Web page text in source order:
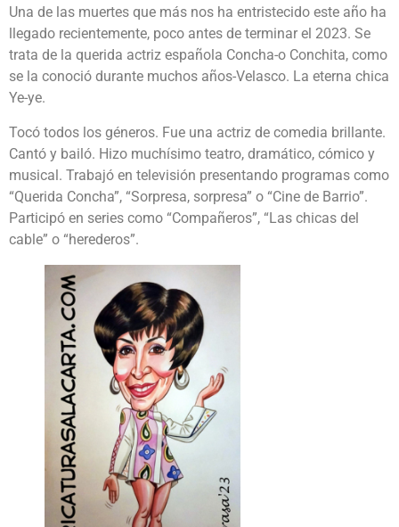
Una de las muertes que más nos ha entristecido este año ha
llegado recientemente, poco antes de terminar el 2023. Se
trata de la querida actriz española Concha-o Conchita, como
se la conoció durante muchos años-Velasco. La eterna chica
Ye-ye.
Tocó todos los géneros. Fue una actriz de comedia brillante.
Cantó y bailó. Hizo muchísimo teatro, dramático, cómico y
musical. Trabajó en televisión presentando programas como
“Querida Concha”, “Sorpresa, sorpresa” o “Cine de Barrio”.
Participó en series como “Compañeros”, “Las chicas del
cable” o “herederos”.